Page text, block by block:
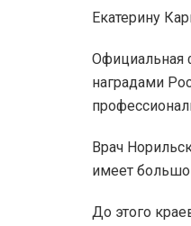
Екатерину
Официальная
наградами
Врач
имеет
До этого